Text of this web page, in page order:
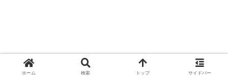
ホーム 検索 トップ サイドバー